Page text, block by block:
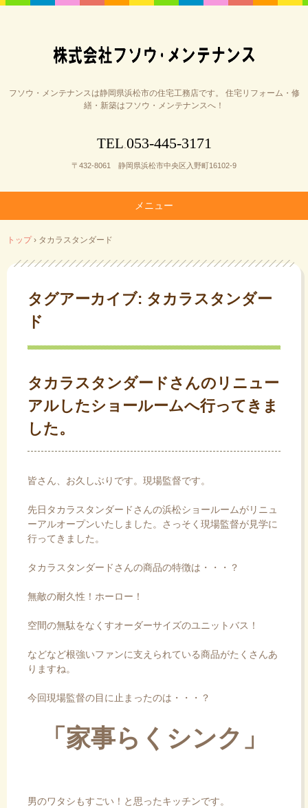
フソウ・メンテナンスは静岡県浜松市の住宅工務店です。 住宅リフォーム・修
繕・新築はフソウ・メンテナンスへ！
TEL 053-445-3171
〒432-8061 静岡県浜松市中央区入野町16102-9
メニュー
ン
テ
トップ › タカラスタンダード
タグアーカイブ: タカラスタンダー
ド
タカラスタンダードさんのリニュー
アルしたショールームへ行ってきま
した。
皆さん、お久しぶりです。現場監督です。
先日タカラスタンダードさんの浜松ショールームがリニュ
ーアルオープンいたしました。さっそく現場監督が見学に
行ってきました。
タカラスタンダードさんの商品の特徴は・・・？
無敵の耐久性！ホーロー！
空間の無駄をなくすオーダーサイズのユニットバス！
などなど根強いファンに支えられている商品がたくさんあ
りますね。
今回現場監督の目に止まったのは・・・？
「家事らくシンク」
男のワタシもすごい！と思ったキッチンです。